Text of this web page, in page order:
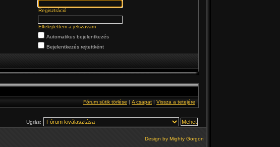
Regisztráció
Elfelejtettem a jelszavam
Automatikus bejelentkezés
Bejelentkezés rejtettként
Fórum sütik törlése | A csapat | Vissza a tetejére
Ugrás:
Design by Mighty Gorgon